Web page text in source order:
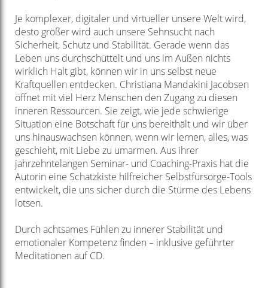
Je komplexer, digitaler und virtueller unsere Welt wird,
desto größer wird auch unsere Sehnsucht nach
Sicherheit, Schutz und Stabilität. Gerade wenn das
Leben uns durchschüttelt und uns im Außen nichts
wirklich Halt gibt, können wir in uns selbst neue
Kraftquellen entdecken. Christiana Mandakini Jacobsen
öffnet mit viel Herz Menschen den Zugang zu diesen
inneren Ressourcen. Sie zeigt, wie jede schwierige
Situation eine Botschaft für uns bereithält und wir über
uns hinauswachsen können, wenn wir lernen, alles, was
geschieht, mit Liebe zu umarmen. Aus ihrer
jahrzehntelangen Seminar- und Coaching-Praxis hat die
Autorin eine Schatzkiste hilfreicher Selbstfürsorge-Tools
entwickelt, die uns sicher durch die Stürme des Lebens
lotsen.
Durch achtsames Fühlen zu innerer Stabilität und
emotionaler Kompetenz finden – inklusive geführter
Meditationen auf CD.